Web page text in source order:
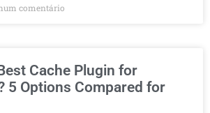
comentário
Cache Plugin for
5 Options Compared for